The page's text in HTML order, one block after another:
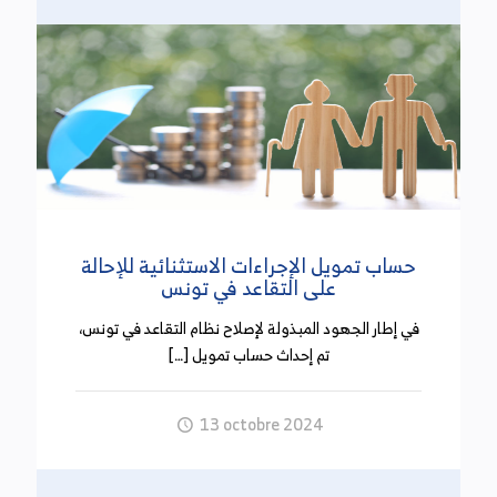
وأعوان الديوانة وأعوان الوزارة المكلفة بالمالية…
وقد تم ألغاء هذا الفصل حسب تبرير الحكومة باعتبار أن
تطبيقه أدى إلى تضييق نشاط بعض الفئات من
المتعاملين وخاصة منهم صغار الفلاحين وصغار التجار
والحرفيين.
الاثنين 30 سبتمبر 2024
أعلنت رئاسة الحكومة على موقعها الإلكتروني أنه
انعقد بتاريخ 30 سبتمبر 2024 مجلس وزاري خصص
للنظر في الإجراءات المالية والجبائية المدرجة ضمن
حساب تمويل الإجراءات الاستثنائية للإحالة
على التقاعد في تونس
في إطار الجهود المبذولة لإصلاح نظام التقاعد في تونس،
تم إحداث حساب تمويل […]
13 octobre 2024